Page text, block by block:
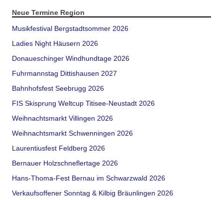
Neue Termine Region
Musikfestival Bergstadtsommer 2026
Ladies Night Häusern 2026
Donaueschinger Windhundtage 2026
Fuhrmannstag Dittishausen 2027
Bahnhofsfest Seebrugg 2026
FIS Skisprung Weltcup Titisee-Neustadt 2026
Weihnachtsmarkt Villingen 2026
Weihnachtsmarkt Schwenningen 2026
Laurentiusfest Feldberg 2026
Bernauer Holzschneflertage 2026
Hans-Thoma-Fest Bernau im Schwarzwald 2026
Verkaufsoffener Sonntag & Kilbig Bräunlingen 2026